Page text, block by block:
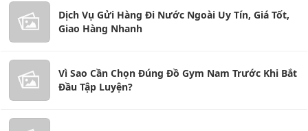
Dịch Vụ Gửi Hàng Đi Nước Ngoài Uy Tín, Giá Tốt,
Giao Hàng Nhanh
Vì Sao Cần Chọn Đúng Đồ Gym Nam Trước Khi Bắt
Đầu Tập Luyện?